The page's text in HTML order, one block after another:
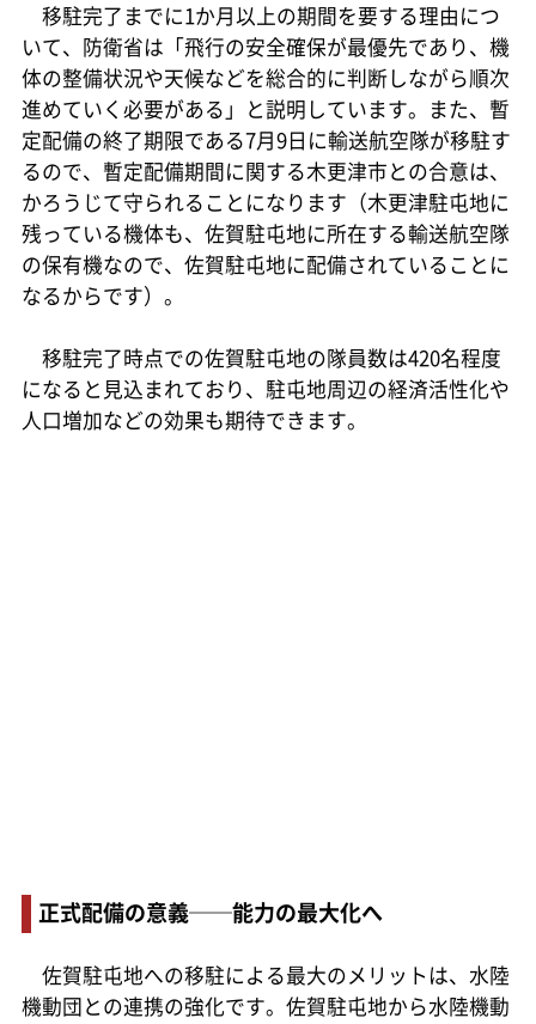
移駐完了までに1か月以上の期間を要する理由につ
いて、防衛省は「飛行の安全確保が最優先であり、機
体の整備状況や天候などを総合的に判断しながら順次
進めていく必要がある」と説明しています。また、暫
定配備の終了期限である7月9日に輸送航空隊が移駐す
るので、暫定配備期間に関する木更津市との合意は、
かろうじて守られることになります（木更津駐屯地に
残っている機体も、佐賀駐屯地に所在する輸送航空隊
の保有機なので、佐賀駐屯地に配備されていることに
なるからです）。
移駐完了時点での佐賀駐屯地の隊員数は420名程度
になると見込まれており、駐屯地周辺の経済活性化や
人口増加などの効果も期待できます。
正式配備の意義──能力の最大化へ
佐賀駐屯地への移駐による最大のメリットは、水陸
機動団との連携の強化です。佐賀駐屯地から水陸機動